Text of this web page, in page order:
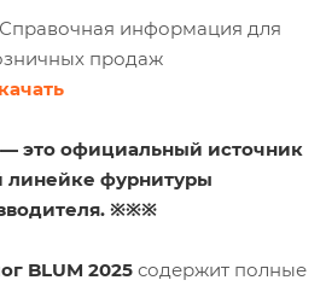
это официальный источник
линейке фурнитуры
※※※
BLUM 2025 содержит полные